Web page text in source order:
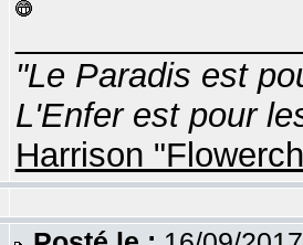
"Le Paradis est
L'Enfer est pour
Harrison